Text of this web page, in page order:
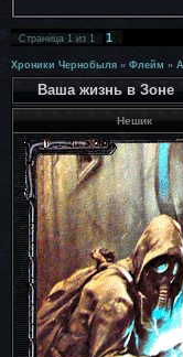
Страница1из1 1
Хроники Чернобыля » Флейм »
Ваша жизнь в Зоне
Нешик